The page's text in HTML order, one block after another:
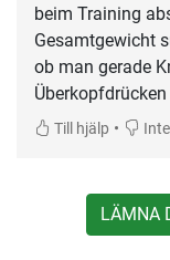
beim Training
Gesamtgewicht
ob man gerade
Till hjälp •
LÄMNA